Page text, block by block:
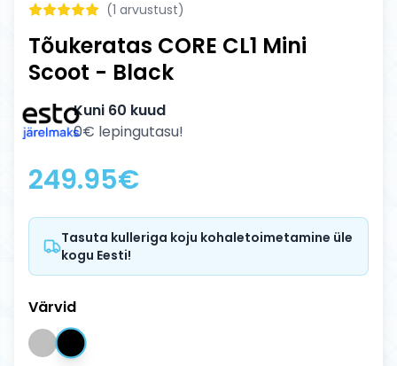
(1 arvustust)
Tõukeratas CORE CL1 Mini
Scoot - Black
Kuni 60 kuud
0€ lepingutasu!
249.95€
Tasuta kulleriga koju kohaletoimetamine üle
kogu Eesti!
Värvid